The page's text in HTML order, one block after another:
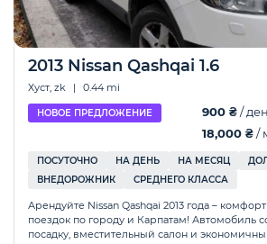
2013 Nissan Qashqai 1.6
Хуст, zk | 0.44 mi
НОВОЕ ПРЕДЛОЖЕНИЕ 900 ₴/
18,000 ₴/
ПОСУТОЧНО НА ДЕНЬ НА МЕСЯЦ
ВНЕДОРОЖНИК
СРЕДНЕГО КЛАССА
Арендуйте Nissan Qashqai 2013 года –
поездок по городу и Карпатам! Автомобиль
посадку, вместительный салон и